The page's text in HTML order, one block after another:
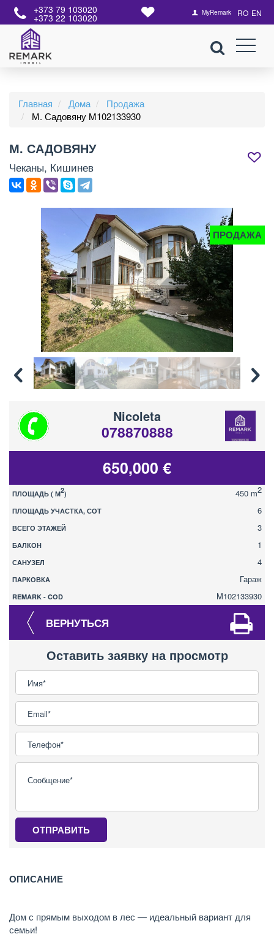
+373 79 103020
+373 22 103020 MyRemark RO EN
Главная Дома
Продажа
М. Садовяну M102133930
ПРОДАЖА
М. САДОВЯНУ
Чеканы, Кишинев
Nicoleta
078870888
650,000 €
ПЛОЩАДЬ ( М2) 450 m2
ПЛОЩАДЬ УЧАСТКА, СОТ 6
ВСЕГО ЭТАЖЕЙ 3
БАЛКОН 1
САНУЗЕЛ 4
ПАРКОВКА Гараж
REMARK - COD M102133930
ВЕРНУТЬСЯ
Оставить заявку на просмотр
ОТПРАВИТЬ
ОПИСАНИЕ
Дом с прямым выходом в лес — идеальный вариант для
семьи!